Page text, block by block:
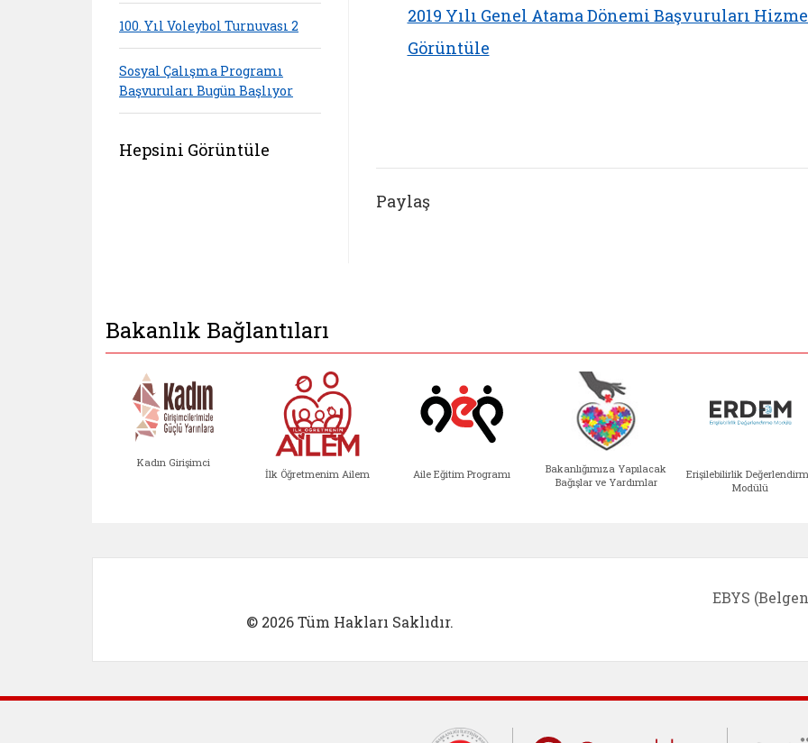
100. Yıl Voleybol Turnuvası 2
Sosyal Çalışma Programı
Başvuruları Bugün Başlıyor
Hepsini Görüntüle
2019 Yılı Genel Atama Dönemi Başvuruları
Görüntüle
Paylaş
Bakanlık Bağlantıları
Kadın Girişimci
İlk Öğretmenim Ailem Aile Eğitim Programı
Bakanlığımıza Yapılacak
Bağışlar ve Yardımlar
Erişilebilirlik
Modülü
© 2026 Tüm Hakları Saklıdır.
EBYS
Cumhurbaşkanlığı İletişim Merkezi
Çocuklar